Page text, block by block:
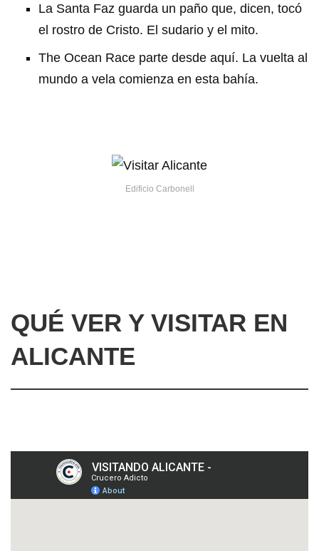
La Santa Faz guarda un paño que, dicen, tocó
el rostro de Cristo. El sudario y el mito.
The Ocean Race parte desde aquí. La vuelta al
mundo a vela comienza en esta bahía.
Edificio Carbonell
QUÉ VER Y VISITAR EN
ALICANTE